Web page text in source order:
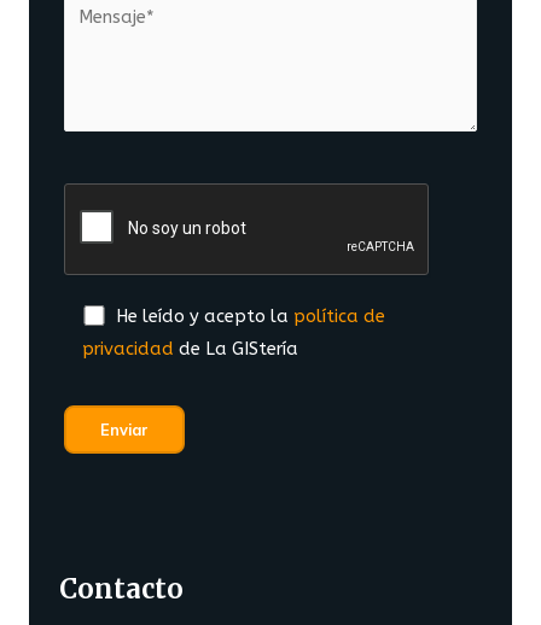
He leído y acepto la política de
privacidad de La GIStería
Contacto